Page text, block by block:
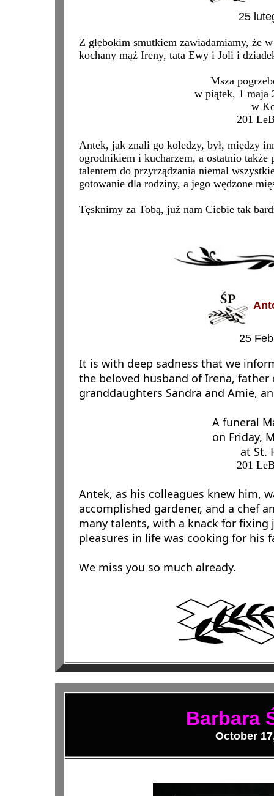
25 lutego
Z głębokim smutkiem zawiadamiamy, że
kochany mąż Ireny, tata Ewy i Joli i
Msza
w piątek, 1 maja
w
201
Antek, jak znali go koledzy, był, między
ogrodnikiem i kucharzem, a ostatnio także
talentem do przyrządzania niemal
gotowanie dla rodziny, a jego wędzone
Tęsknimy za Tobą, już nam Ciebie tak
25
It is with deep sadness that we
the beloved husband of Irena, father
granddaughters Sandra and Amie,
A funeral
on Friday,
at St.
201
Antek, as his colleagues knew him,
accomplished gardener, and a chef
many talents, with a knack for
pleasures in life was cooking for his
We miss you so much already.
Barbara
October